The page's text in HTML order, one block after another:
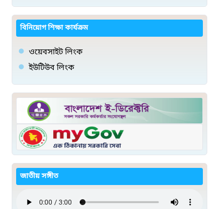
বিনিয়োগ শিক্ষা কার্যক্রম
ওয়েবসাইট লিংক
ইউটিউব লিংক
জাতীয় সঙ্গীত